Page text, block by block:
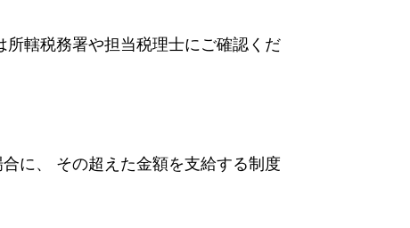
轄税務署や担当税理士にご確認くだ
に、 その超えた金額を支給する制度